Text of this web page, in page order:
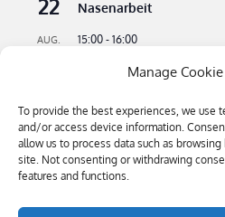
Manage
To provide the best experiences, we use
and/or access device information.
allow us to process data such as
site. Not consenting or withdrawing
features and functions.
22 Nasenarbeit
AUG. 15:00 -16:00
23 Flusswandern – kühle
SEP.
4
16:00- 18:30
Bitte kommen –